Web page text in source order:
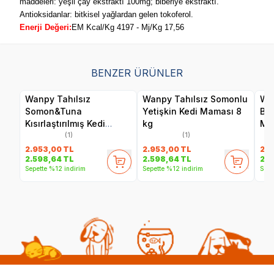
Antioksidanlar: bitkisel yağlardan gelen tokoferol.
Enerji Değeri: EM Kcal/Kg 4197 - Mj/Kg 17,56
BENZER ÜRÜNLER
Wanpy Tahılsız
Somon&Tuna
Kısırlaştırılmış Kedi
Maması 8 kg
(1)
2.953,00 TL
2.598,64 TL
Sepette %12 indirim
Wanpy Tahılsız Somonlu
Yetişkin Kedi Maması 8
kg
(1)
2.953,00 TL
2.598,64 TL
Sepette %12 indirim